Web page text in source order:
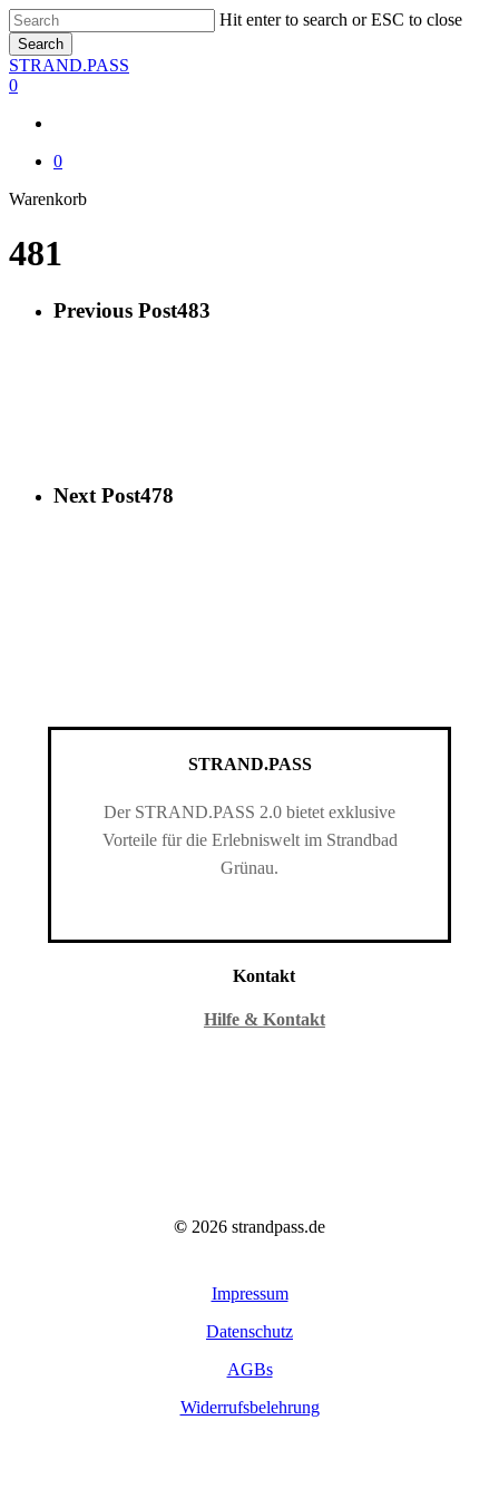
Skip
to
main
content
Hit enter to search or ESC to close
Search
Close
Search
STRAND.PASS
0
0
WarenkorbClose
481
Previous Post483
Next Post478
STRAND.PASS
Der STRAND.PASS 2.0 bietet exklusive
Vorteile für die Erlebniswelt im Strandbad
Grünau.
Kontakt
Hilfe & Kontakt
© 2026 strandpass.de
Impressum
Datenschutz
AGBs
Widerrufsbelehrung